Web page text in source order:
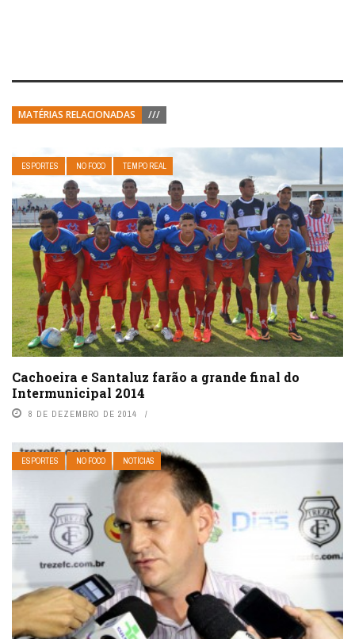
MATÉRIAS RELACIONADAS ///
ESPORTES NO FOCO TEMPO REAL
Cachoeira e Santaluz farão a grande final do
Intermunicipal 2014
8 DE DEZEMBRO DE 2014
ESPORTES NO FOCO NOTÍCIAS